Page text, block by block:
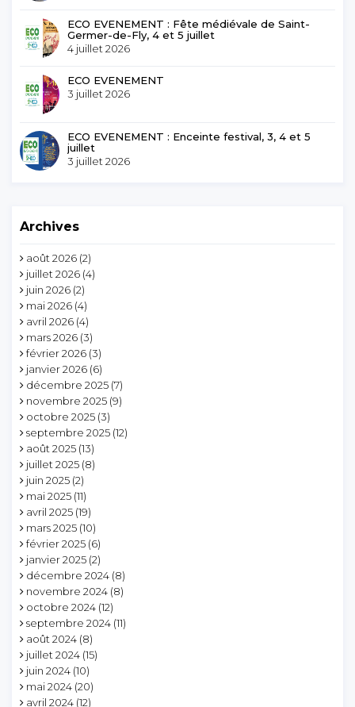
ECO EVENEMENT : Fête médiévale de Saint-
Germer-de-Fly, 4 et 5 juillet
4 juillet 2026
ECO EVENEMENT
3 juillet 2026
ECO EVENEMENT : Enceinte festival, 3, 4 et 5
juillet
3 juillet 2026
Archives
août 2026 (2)
juillet 2026 (4)
juin 2026 (2)
mai 2026 (4)
avril 2026 (4)
mars 2026 (3)
février 2026 (3)
janvier 2026 (6)
décembre 2025 (7)
novembre 2025 (9)
octobre 2025 (3)
septembre 2025 (12)
août 2025 (13)
juillet 2025 (8)
juin 2025 (2)
mai 2025 (11)
avril 2025 (19)
mars 2025 (10)
février 2025 (6)
janvier 2025 (2)
décembre 2024 (8)
novembre 2024 (8)
octobre 2024 (12)
septembre 2024 (11)
août 2024 (8)
juillet 2024 (15)
juin 2024 (10)
mai 2024 (20)
avril 2024 (12)